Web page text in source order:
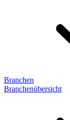
Branchen
Branchenübersicht